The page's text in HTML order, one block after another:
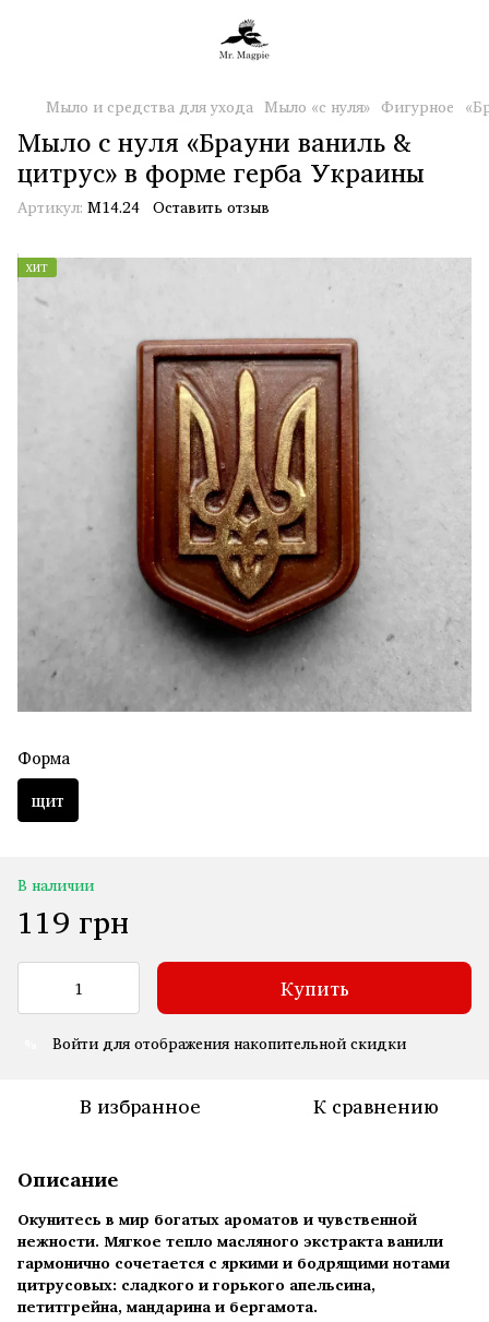
Мыло и средства для ухода Мыло «с нуля» Фигурное
Мыло с нуля «Брауни ваниль &
цитрус» в форме герба Украины
Артикул: М14.24 Оставить отзыв
ХИТ
Форма
щит
В наличии
119 грн
Купить
Войтидля отображения накопительной скидки
В избранное К сравнению
Описание
Окунитесь в мир богатых ароматов и чувственной
нежности. Мягкое тепло масляного экстракта ванили
гармонично сочетается с яркими и бодрящими нотами
цитрусовых: сладкого и горького апельсина,
петитгрейна, мандарина и бергамота.